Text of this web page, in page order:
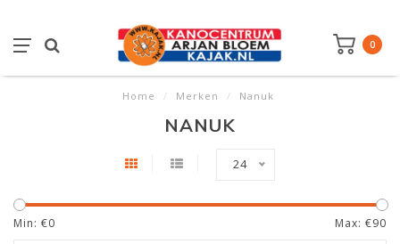
0
Home / Merken / Nanuk
NANUK
24
Min: €0 Max: €90